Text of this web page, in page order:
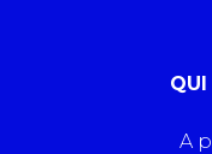
QUI
A